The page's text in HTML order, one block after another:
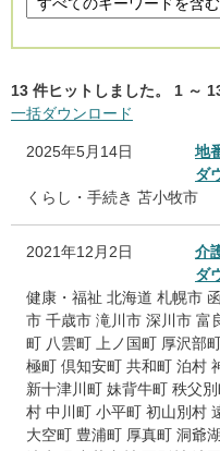
13 件ヒットしました。 1 ～
一括ダウンロード
2025年5月14日
地
ダ
くらし・手続き 苫小牧市
2021年12月2日
介
ダ
健康・福祉 北海道 札幌市
市 千歳市 滝川市 深川市 富
町 八雲町 上ノ国町 厚沢部
極町 倶知安町 共和町 泊村
新十津川町 妹背牛町 秩父
村 中川町 小平町 初山別村
大空町 豊浦町 厚真町 洞爺